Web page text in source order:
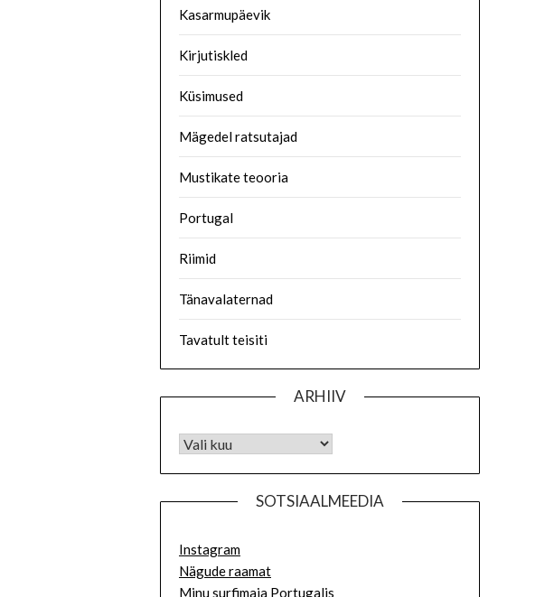
Kasarmupäevik
Kirjutiskled
Küsimused
Mägedel ratsutajad
Mustikate teooria
Portugal
Riimid
Tänavalaternad
Tavatult teisiti
ARHIIV
SOTSIAALMEEDIA
Instagram
Nägude raamat
Minu surfimaja Portugalis